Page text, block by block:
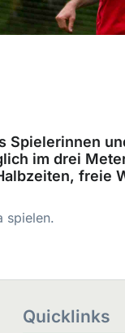
Spielerinnen
im drei
freie
spielen.
Quicklinks